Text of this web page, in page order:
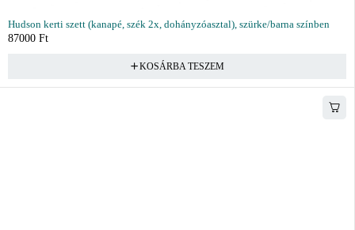
Hudson kerti szett (kanapé, szék 2x, dohányzóasztal), szürke/barna színben
87000 Ft
KOSÁRBA TESZEM